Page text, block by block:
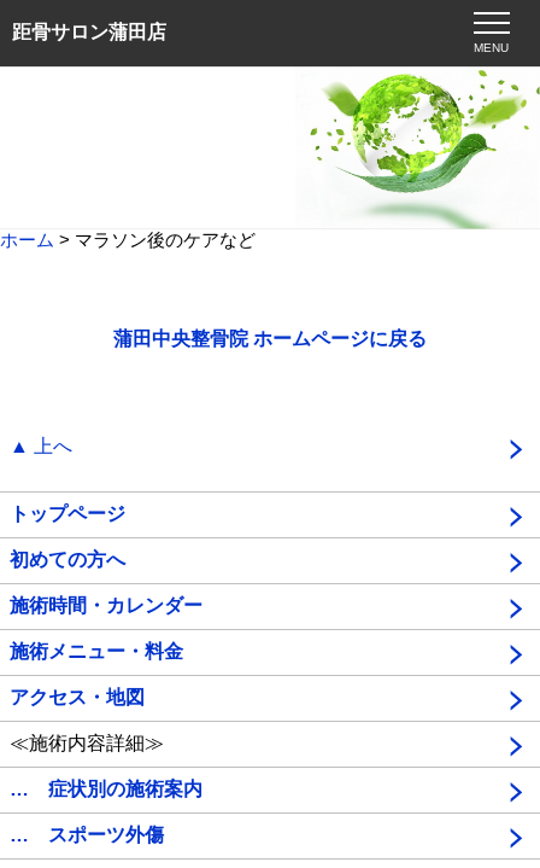
距骨サロン蒲田店
MENU
ホーム > マラソン後のケアなど
蒲田中央整骨院 ホームページに戻る
▲ 上へ
トップページ
初めての方へ
施術時間・カレンダー
施術メニュー・料金
アクセス・地図
≪施術内容詳細≫
… 症状別の施術案内
… スポーツ外傷